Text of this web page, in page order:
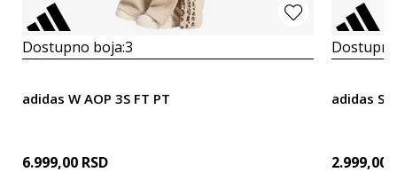
Dostupno boja:3
adidas W AOP 3S FT PT
6.999,00 RSD
adidas
2.999,00